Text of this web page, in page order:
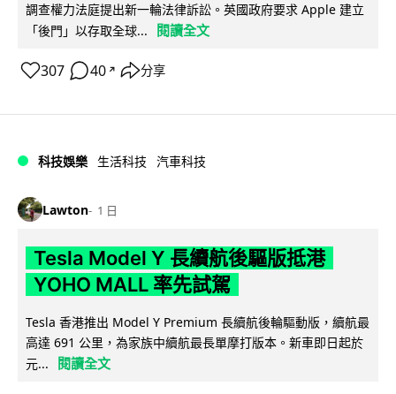
調查權力法庭提出新一輪法律訴訟。英國政府要求 Apple 建立
「後門」以存取全球...
閱讀全文
307 40 ↗ 分享
科技娛樂 生活科技 汽車科技
Lawton 1 日
Tesla Model Y 長續航後驅版抵港
YOHO MALL 率先試駕
Tesla 香港推出 Model Y Premium 長續航後輪驅動版，續航最
高達 691 公里，為家族中續航最長單摩打版本。新車即日起於
元...
閱讀全文